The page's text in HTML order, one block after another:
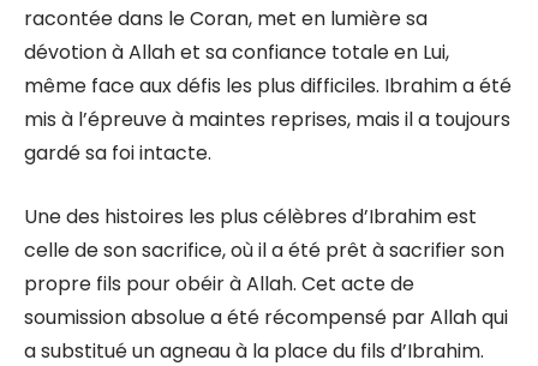
racontée dans le Coran, met en lumière sa
dévotion à Allah et sa confiance totale en Lui,
même face aux défis les plus difficiles. Ibrahim a été
mis à l’épreuve à maintes reprises, mais il a toujours
gardé sa foi intacte.
Une des histoires les plus célèbres d’Ibrahim est
celle de son sacrifice, où il a été prêt à sacrifier son
propre fils pour obéir à Allah. Cet acte de
soumission absolue a été récompensé par Allah qui
a substitué un agneau à la place du fils d’Ibrahim.